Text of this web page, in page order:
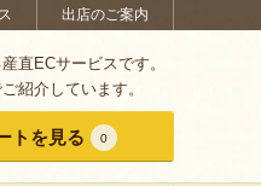
出店のご案内
直ECサービスです。
紹介しています。
トを見る 0